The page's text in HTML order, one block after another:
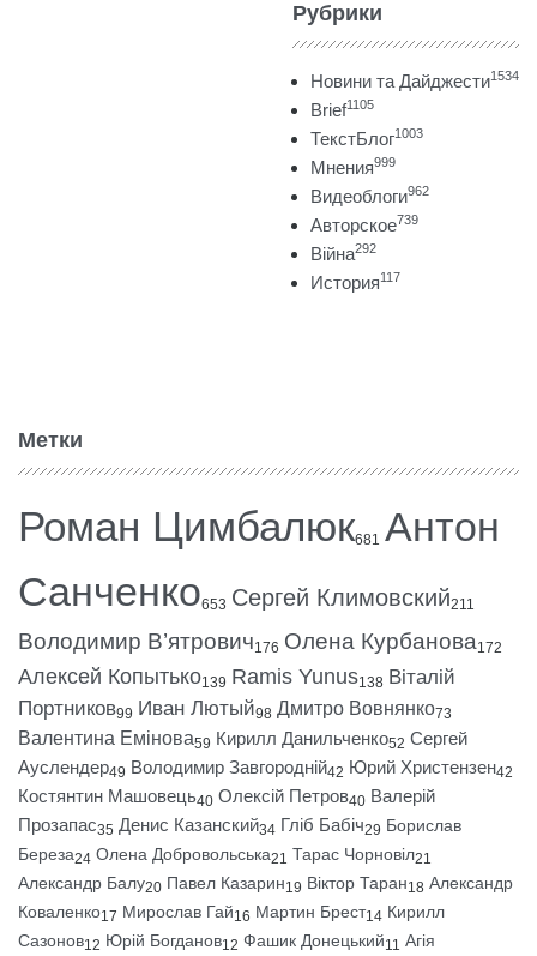
Рубрики
Новини та Дайджести1534
Brief1105
ТекстБлог1003
Мнения999
Видеоблоги962
Авторское739
Війна292
История117
Метки
Роман Цимбалюк681 Антон
Санченко653 Сергей Климовский211
Володимир В’ятрович176 Олена Курбанова172
Алексей Копытько139 Ramis Yunus138 Віталій
Портников99 Иван Лютый98 Дмитро Вовнянко73
Валентина Емінова59 Кирилл Данильченко52 Сергей
Ауслендер49 Володимир Завгородній42 Юрий Христензен42
Костянтин Машовець40 Олексій Петров40 Валерій
Прозапас35 Денис Казанский34 Гліб Бабіч29 Борислав
Береза24 Олена Добровольська21 Тарас Чорновіл21
Александр Балу20 Павел Казарин19 Віктор Таран18 Александр
Коваленко17 Мирослав Гай16 Мартин Брест14 Кирилл
Сазонов12 Юрій Богданов12 Фашик Донецький11 Агія